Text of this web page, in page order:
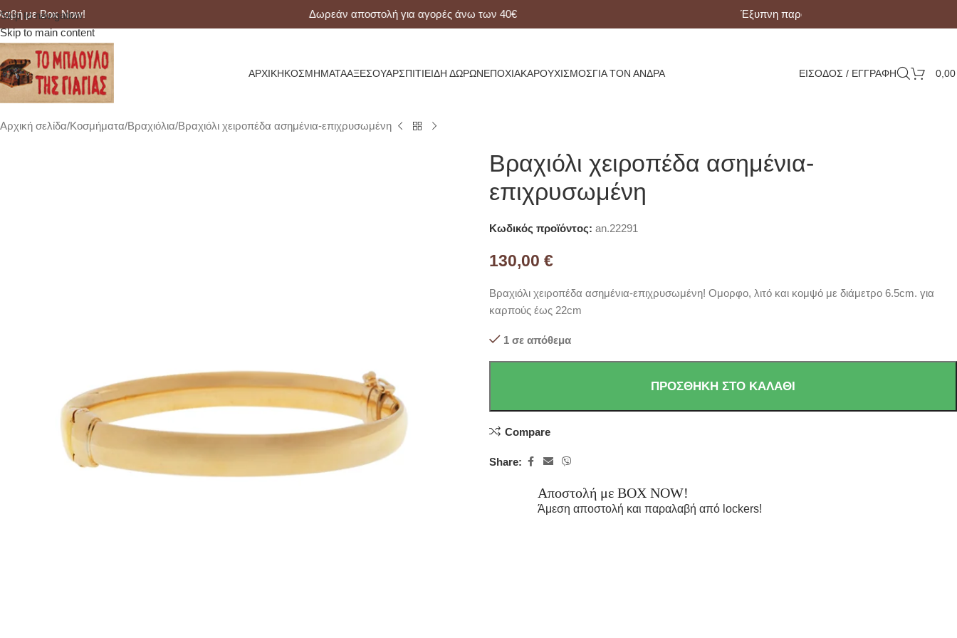
Skip to navigation
Skip to main content
Box Now! Δωρεάν αποστολή για αγορές άνω των 40€ Έξυπνη παραλαβή με Box Now!
ΑΡΧΙΚΉΚΟΣΜΉΜΑΤΑΑΞΕΣΟΥΆΡΣΠΊΤΙΕΊΔΗ ΔΏΡΩΝΕΠΟΧΙΑΚΆΡΟΥΧΙΣΜΌΣΓΙΑ ΤΟΝ ΆΝΔΡΑ ΕΙΣΟΔΟΣ / ΕΓΓΡΑΦΗ
Αρχική σελίδα Κοσμήματα Βραχιόλια Βραχιόλι χειροπέδα ασημένια-επιχρυσωμένη
Βραχιόλι χειροπέδα ασημένια-
επιχρυσωμένη
Κωδικός προϊόντος: an.22291
130,00 €
Βραχιόλι χειροπέδα ασημένια-επιχρυσωμένη! Ομορφο, λιτό και κομψό με διάμετρο 6.5cm. για
καρπούς έως 22cm
1 σε απόθεμα
ΠΡΟΣΘΉΚΗ ΣΤΟ ΚΑΛΆΘΙ
Compare
Share:
Αποστολή με BOX NOW!
Άμεση αποστολή και παραλαβή από lockers!